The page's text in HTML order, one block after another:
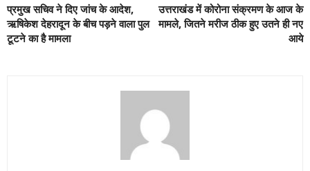
प्रमुख सचिव ने दिए जांच के आदेश,
ऋषिकेश देहरादून के बीच पड़ने वाला पुल
टूटने का है मामला
उत्तराखंड में कोरोना संक्रमण के आज के
मामले, जितने मरीज ठीक हुए उतने ही नए
आये